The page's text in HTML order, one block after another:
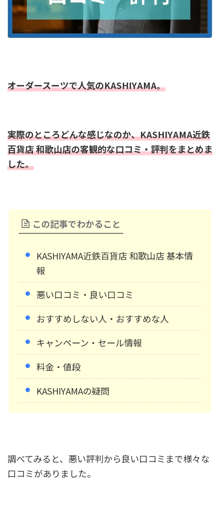
オーダースーツで人気のKASHIYAMA。
実際のところどんな感じなのか、KASHIYAMA近鉄
百貨店 和歌山店の客観的な口コミ・評判をまとめま
した。
この記事でわかること
KASHIYAMA近鉄百貨店 和歌山店 基本情
報
悪い口コミ・良い口コミ
おすすめしない人・おすすめな人
キャンペーン・セール情報
料金・値段
KASHIYAMAの疑問
調べてみると、悪い評判から良い口コミまで様々な
口コミがありました。